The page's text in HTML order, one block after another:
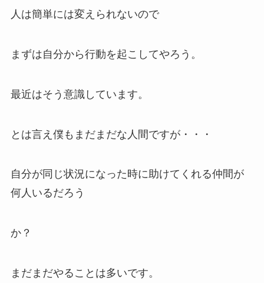
人は簡単には変えられないので
まずは自分から行動を起こしてやろう。
最近はそう意識しています。
とは言え僕もまだまだな人間ですが・・・
自分が同じ状況になった時に助けてくれる仲間が
何人いるだろう
か？
まだまだやることは多いです。